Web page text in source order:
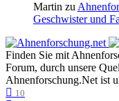
Martin zu
Geschwister und
Finden Sie mit
Forum, durch unsere
Ahnenforschung.Net ist
10